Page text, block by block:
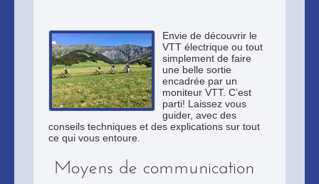
Envie de découvrir le
VTT électrique ou tout
simplement de faire
une belle sortie
encadrée par un
moniteur VTT. C’est
parti! Laissez vous
guider, avec des
conseils techniques et des explications sur tout
ce qui vous entoure.
Moyens de communication